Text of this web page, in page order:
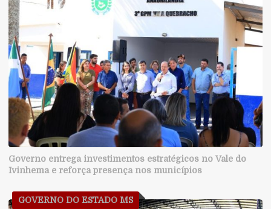
Governo entrega investimentos estratégicos no Vale do
Ivinhema e reforça presença nos municípios
GOVERNO DO ESTADO MS